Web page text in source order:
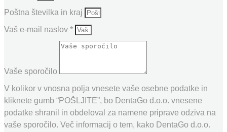
Poštna številka in kraj
Vaš e-mail naslov *
Vaše sporočilo
V kolikor v vnosna polja vnesete vaše osebne podatke in
kliknete gumb “POŠLJITE”, bo DentaGo d.o.o. vnesene
podatke shranil in obdeloval za namene priprave odziva na
vaše sporočilo. Več informacij o tem, kako DentaGo d.o.o.